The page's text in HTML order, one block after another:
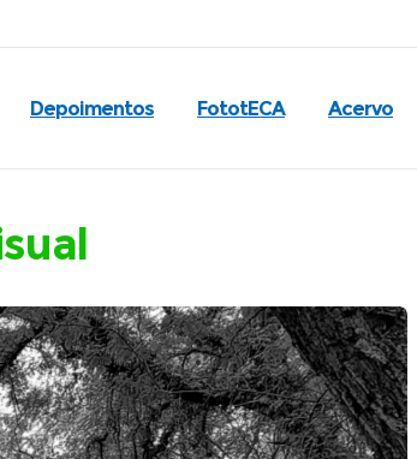
Depoimentos FototECA Acervo